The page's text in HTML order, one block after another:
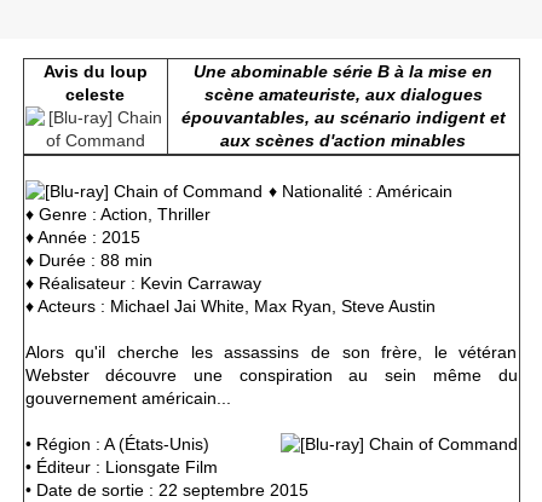
Avis du loup
celeste
Une abominable série B à la mise en
scène amateuriste, aux dialogues
épouvantables, au scénario indigent et
aux scènes d'action minables
♦ Nationalité : Américain
♦ Genre : Action, Thriller
♦ Année : 2015
♦ Durée : 88 min
♦ Réalisateur : Kevin Carraway
♦ Acteurs : Michael Jai White, Max Ryan, Steve Austin
Alors qu'il cherche les assassins de son frère, le vétéran
Webster découvre une conspiration au sein même du
gouvernement américain...
• Région : A (États-Unis)
• Éditeur : Lionsgate Film
• Date de sortie : 22 septembre 2015